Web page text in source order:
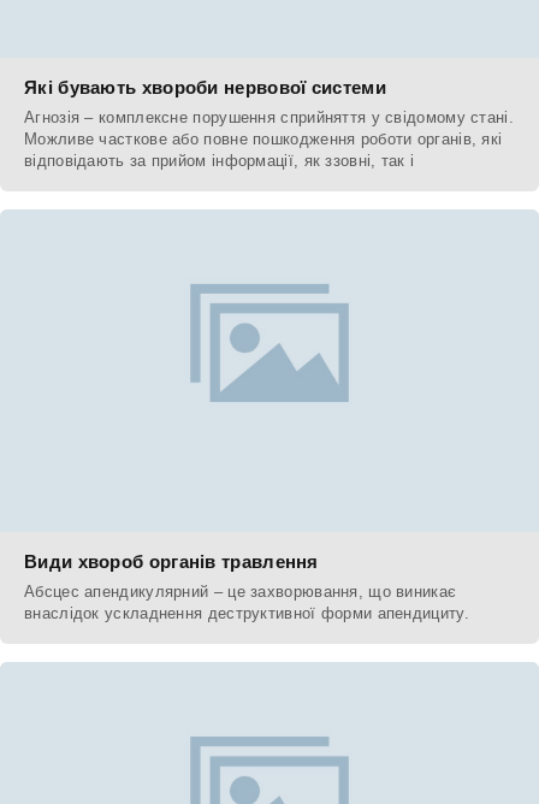
Які бувають хвороби нервової системи
Агнозія – комплексне порушення сприйняття у свідомому стані.
Можливе часткове або повне пошкодження роботи органів, які
відповідають за прийом інформації, як ззовні, так і
Види хвороб органів травлення
Абсцес апендикулярний – це захворювання, що виникає
внаслідок ускладнення деструктивної форми апендициту.